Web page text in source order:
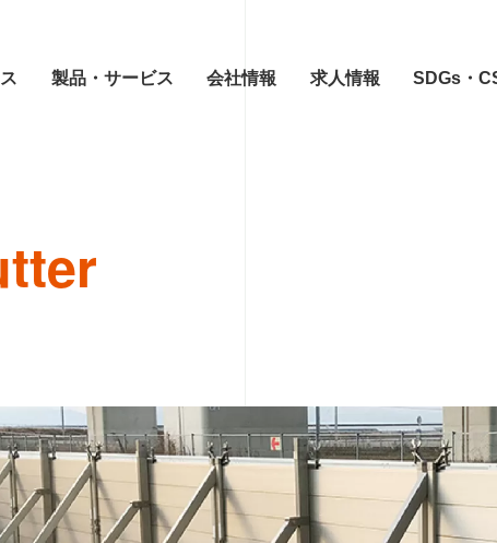
製品・サービス 会社情報 求人情報 SDGs・